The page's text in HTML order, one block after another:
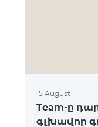
15 August
Team-ը
գլխավոր